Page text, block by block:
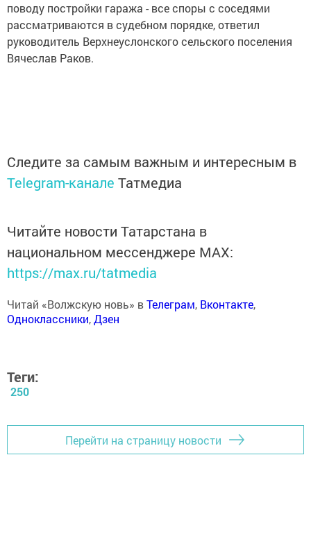
поводу постройки гаража - все споры с соседями
рассматриваются в судебном порядке, ответил
руководитель Верхнеуслонского сельского поселения
Вячеслав Раков.
Следите за самым важным и интересным в
Telegram-канале Татмедиа
Читайте новости Татарстана в
национальном мессенджере MАХ:
https://max.ru/tatmedia
Читай «Волжскую новь» вТелеграм, Вконтакте,
Одноклассники,Дзен
Теги:
250
Перейти на страницу новости